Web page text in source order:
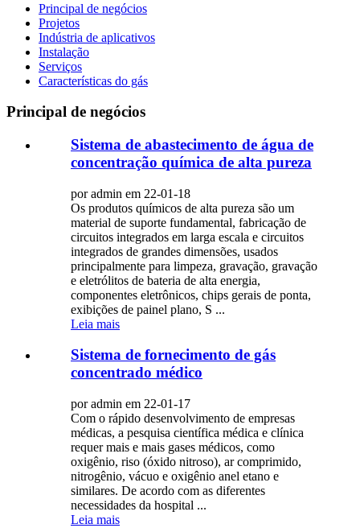
Principal de negócios
Projetos
Indústria de aplicativos
Instalação
Serviços
Características do gás
Principal de negócios
Sistema de abastecimento de água de
concentração química de alta pureza
por admin em 22-01-18
Os produtos químicos de alta pureza são um
material de suporte fundamental, fabricação de
circuitos integrados em larga escala e circuitos
integrados de grandes dimensões, usados ​​
principalmente para limpeza, gravação, gravação
e eletrólitos de bateria de alta energia,
componentes eletrônicos, chips gerais de ponta,
exibições de painel plano, S ...
Leia mais
Sistema de fornecimento de gás
concentrado médico
por admin em 22-01-17
Com o rápido desenvolvimento de empresas
médicas, a pesquisa científica médica e clínica
requer mais e mais gases médicos, como
oxigênio, riso (óxido nitroso), ar comprimido,
nitrogênio, vácuo e oxigênio anel etano e
similares. De acordo com as diferentes
necessidades da hospital ...
Leia mais